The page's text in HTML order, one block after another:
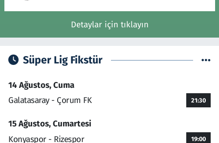
Detaylar için tıklayın
Süper Lig Fikstür
14 Ağustos, Cuma
Galatasaray - Çorum FK
21:30
15 Ağustos, Cumartesi
Konyaspor - Rizespor
19:00